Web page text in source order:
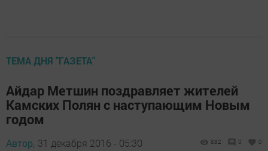
ТЕМА ДНЯ "ГАЗЕТА"
Айдар Метшин поздравляет жителей
Камских Полян с наступающим Новым
годом
Автор, 31 декабря 2016 - 05:30 882 0 0